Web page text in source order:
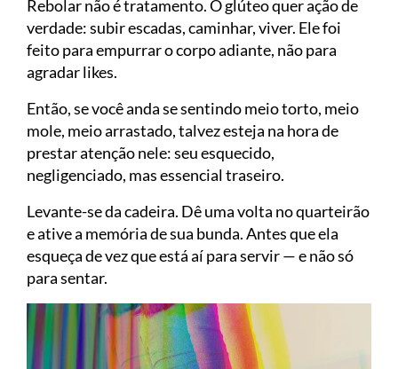
Rebolar não é tratamento. O glúteo quer ação de
verdade: subir escadas, caminhar, viver. Ele foi
feito para empurrar o corpo adiante, não para
agradar likes.
Então, se você anda se sentindo meio torto, meio
mole, meio arrastado, talvez esteja na hora de
prestar atenção nele: seu esquecido,
negligenciado, mas essencial traseiro.
Levante-se da cadeira. Dê uma volta no quarteirão
e ative a memória de sua bunda. Antes que ela
esqueça de vez que está aí para servir — e não só
para sentar.